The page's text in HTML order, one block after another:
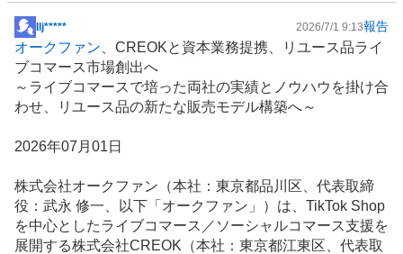
掲
示
板
記
事
​Ilj***** 2026/7/1 9:13報告
オークファン 、CREOKと資本業務提携、 リユース品ライ
ブコマース市場創出へ
～ライブコマースで培った両社の実績とノウハウを掛け合
わせ、リユース品の新たな販売モデル構築へ～
2026年07月01日
株式会社オークファン（本社：東京都品川区、代表取締
役：武永 修一、以下「オークファン」）は、 TikTok Shop
を中心としたライブコマース／ソーシャルコマース支援を
展開する株式会社CREOK（本社：東京都江東区、代表取